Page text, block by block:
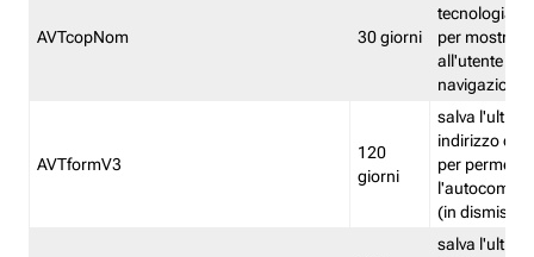
AVTcopNom 30 giorni
tecnologia
per
all'utente
navigazione
AVTformV3
120
giorni
salva l'ultimo
indirizzo di
per
(in
salva l'ultimo